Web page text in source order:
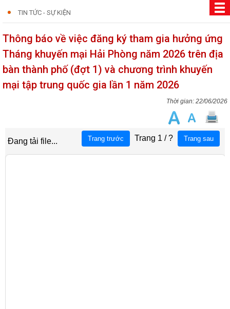
TIN TỨC - SỰ KIỆN
Thông báo về việc đăng ký tham gia hưởng ứng
Tháng khuyến mại Hải Phòng năm 2026 trên địa
bàn thành phố (đợt 1) và chương trình khuyến
mại tập trung quốc gia lần 1 năm 2026
22/06/2026